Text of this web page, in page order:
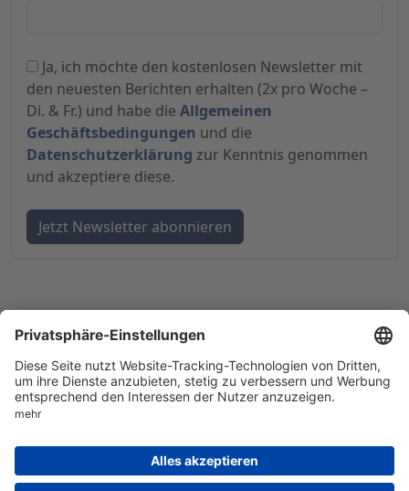
Ja, ich möchte den kostenlosen Newsletter mit
den neuesten Berichten erhalten (2x pro Woche –
Di. & Fr.) und habe die Allgemeinen
Geschäftsbedingungen und die
Datenschutzerklärung zur Kenntnis genommen
und akzeptiere diese.
© 1998-2026by GSC Research GmbH
Datenschutz